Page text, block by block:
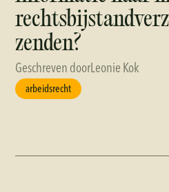
zenden?
Geschreven doorLeonie Kok
arbeidsrecht